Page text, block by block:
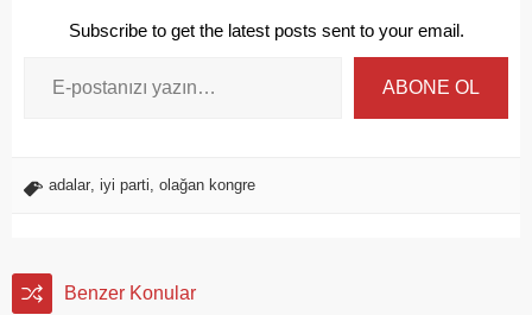
Subscribe to get the latest posts sent to your email.
ABONE OL
adalar iyi parti olağan kongre
Benzer Konular